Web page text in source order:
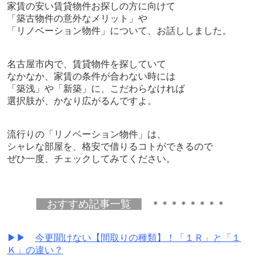
家賃の安い賃貸物件お探しの方に向けて
「築古物件の意外なメリット」や
「リノベーション物件」について、お話ししました。
名古屋市内で、賃貸物件を探していて
なかなか、家賃の条件が合わない時には
「築浅」や「新築」に、こだわらなければ
選択肢が、かなり広がるんですよ。
流行りの「リノベーション物件」は、
シャレな部屋を、格安で借りるコトができるので
ぜひ一度、チェックしてみてください。
おすすめ記事一覧 ＊＊＊＊＊＊＊＊
▶▶ 今更聞けない【間取りの種類】！「１Ｒ」と「１
Ｋ」の違い？